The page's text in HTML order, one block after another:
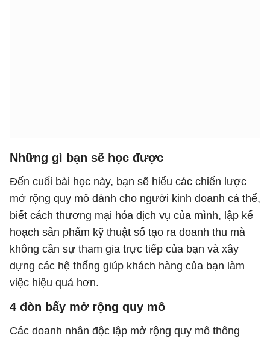
Những gì bạn sẽ học được
Đến cuối bài học này, bạn sẽ hiểu các chiến lược
mở rộng quy mô dành cho người kinh doanh cá thể,
biết cách thương mại hóa dịch vụ của mình, lập kế
hoạch sản phẩm kỹ thuật số tạo ra doanh thu mà
không cần sự tham gia trực tiếp của bạn và xây
dựng các hệ thống giúp khách hàng của bạn làm
việc hiệu quả hơn.
4 đòn bẩy mở rộng quy mô
Các doanh nhân độc lập mở rộng quy mô thông